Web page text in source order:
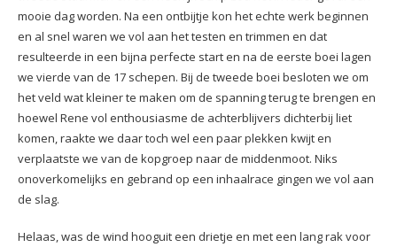
mooie dag worden. Na een ontbijtje kon het echte werk beginnen
en al snel waren we vol aan het testen en trimmen en dat
resulteerde in een bijna perfecte start en na de eerste boei lagen
we vierde van de 17 schepen. Bij de tweede boei besloten we om
het veld wat kleiner te maken om de spanning terug te brengen en
hoewel Rene vol enthousiasme de achterblijvers dichterbij liet
komen, raakte we daar toch wel een paar plekken kwijt en
verplaatste we van de kopgroep naar de middenmoot. Niks
onoverkomelijks en gebrand op een inhaalrace gingen we vol aan
de slag.
Helaas, was de wind hooguit een drietje en met een lang rak voor